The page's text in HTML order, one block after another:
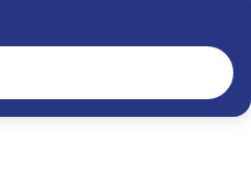
På plats